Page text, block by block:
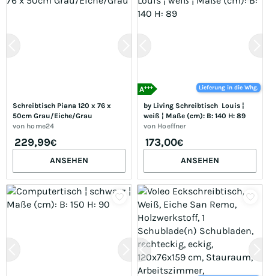
Schreibtisch Piana 120 x 76 x
50cm Grau/Eiche/Grau
von home24
229,99€
ANSEHEN
Lieferung in die Whg.
A+++
by Living Schreibtisch  Louis ¦
weiß ¦ Maße (cm): B: 140 H: 89
von Hoeffner
173,00€
ANSEHEN